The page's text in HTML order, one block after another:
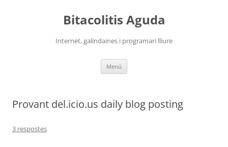
Bitacolitis Aguda
Internet, galindaines i programari lliure
Menú
Provant del.icio.us daily blog posting
3 respostes